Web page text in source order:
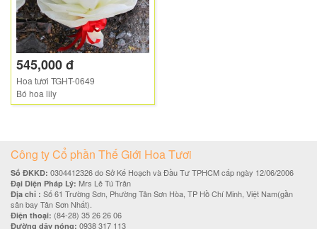
545,000 đ
Hoa tươi TGHT-0649
Bó hoa lily
Công ty Cổ phần Thế Giới Hoa Tươi
Số ĐKKD: 0304412326 do Sở Kế Hoạch và Đầu Tư TPHCM cấp ngày 12/06/2006
Đại Diện Pháp Lý: Mrs Lê Tú Trân
Địa chỉ : Số 61 Trường Sơn, Phường Tân Sơn Hòa, TP Hồ Chí Minh, Việt Nam(gần
sân bay Tân Sơn Nhất).
Điện thoại: (84-28) 35 26 26 06
Đường dây nóng: 0938 317 113